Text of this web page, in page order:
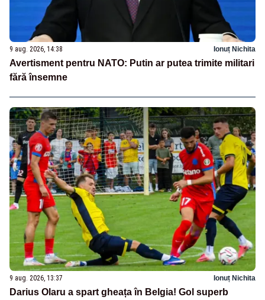
9 aug. 2026, 14:38 Ionuț Nichita
Avertisment pentru NATO: Putin ar putea trimite militari
fără însemne
9 aug. 2026, 13:37 Ionuț Nichita
Darius Olaru a spart gheața în Belgia! Gol superb